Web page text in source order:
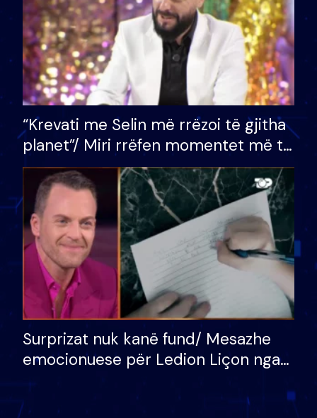
“Krevati me Selin më rrëzoi të gjitha
planet”/ Miri rrëfen momentet më të
bukura në shtëpinë e BB VIP: Do më
mungojë zilja e mëngjesit kur…
Surprizat nuk kanë fund/ Mesazhe
emocionuese për Ledion Liçon nga
nëna dhe fëmijët e tij, moderatori
nuk i mban dot lotët: Nuk meritoj…